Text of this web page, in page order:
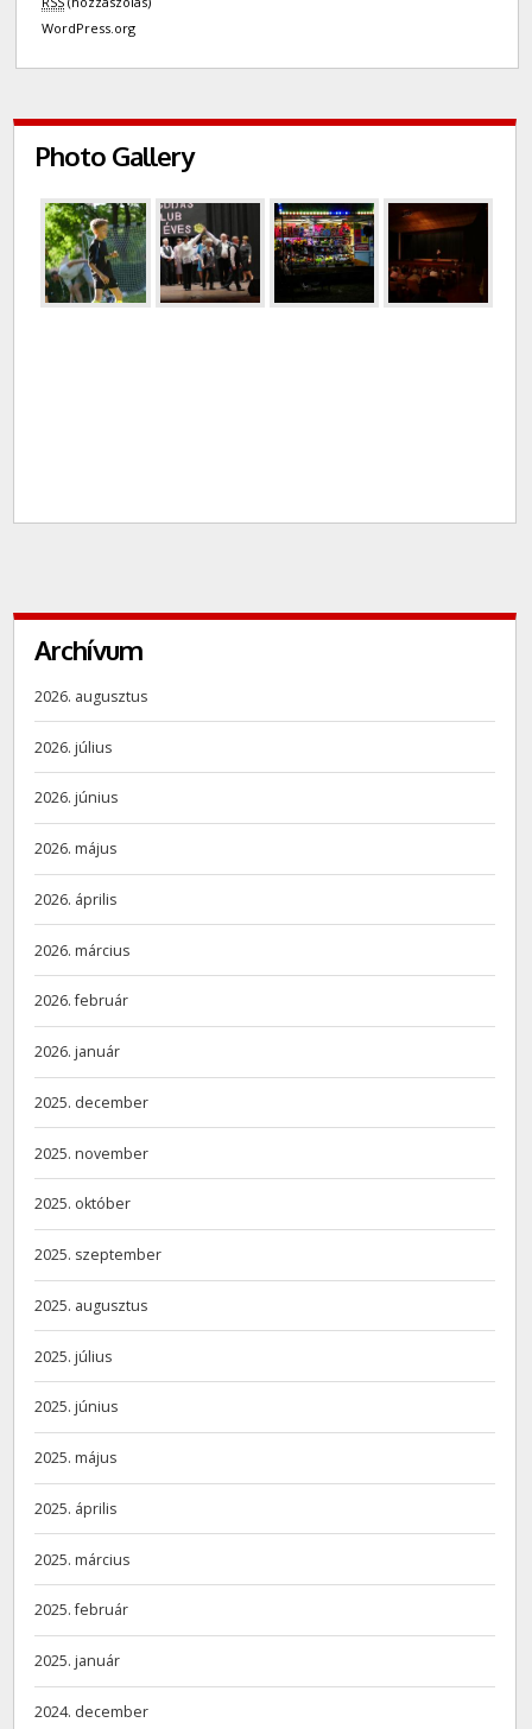
WordPress.org
Photo Gallery
Archívum
2026. augusztus
2026. július
2026. június
2026. május
2026. április
2026. március
2026. február
2026. január
2025. december
2025. november
2025. október
2025. szeptember
2025. augusztus
2025. július
2025. június
2025. május
2025. április
2025. március
2025. február
2025. január
2024. december